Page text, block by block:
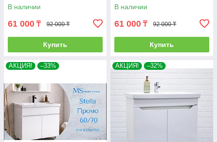
В наличии
61 000 ₸ 92 000 ₸
Купить
В наличии
61 000 ₸ 92 000 ₸
Купить
АКЦИЯ! –33% АКЦИЯ! –32%